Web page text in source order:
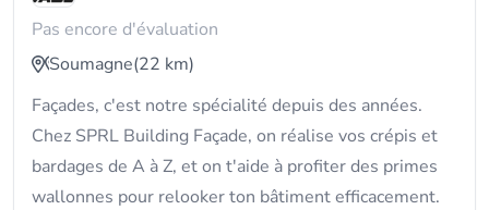
Pas encore d'évaluation
Soumagne(22 km)
Façades, c'est notre spécialité depuis des années.
Chez SPRL Building Façade, on réalise vos crépis et
bardages de A à Z, et on t'aide à profiter des primes
wallonnes pour relooker ton bâtiment efficacement.